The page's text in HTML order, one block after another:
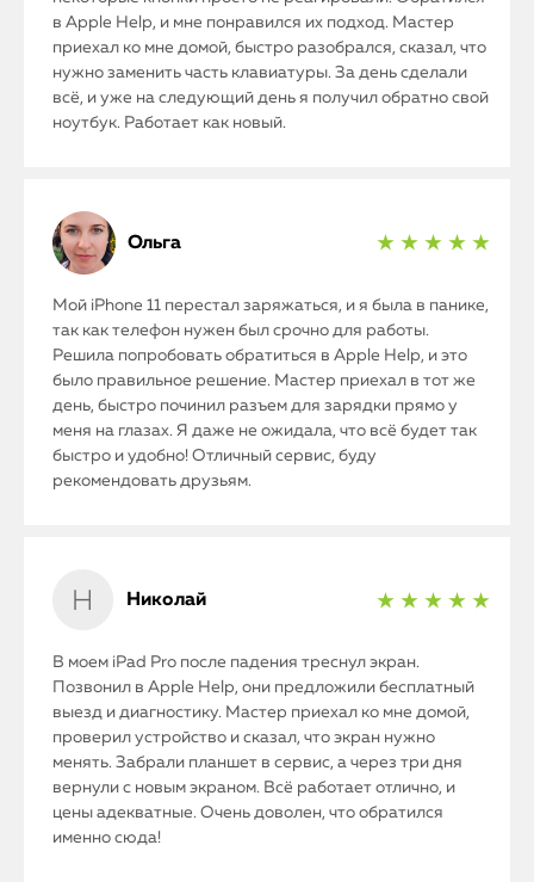
iPhone
MacBook
Watch
iPad
iMac
Mac Mini
Статьи
в Apple Help, и мне понравился их подход. Мастер
приехал ко мне домой, быстро разобрался, сказал, что
нужно заменить часть клавиатуры. За день сделали
всё, и уже на следующий день я получил обратно свой
ноутбук. Работает как новый.
Ольга ★ ★ ★ ★ ★
Мой iPhone 11 перестал заряжаться, и я была в панике,
так как телефон нужен был срочно для работы.
Решила попробовать обратиться в Apple Help, и это
было правильное решение. Мастер приехал в тот же
день, быстро починил разъем для зарядки прямо у
меня на глазах. Я даже не ожидала, что всё будет так
быстро и удобно! Отличный сервис, буду
рекомендовать друзьям.
Николай ★ ★ ★ ★ ★
В моем iPad Pro после падения треснул экран.
Позвонил в Apple Help, они предложили бесплатный
выезд и диагностику. Мастер приехал ко мне домой,
проверил устройство и сказал, что экран нужно
менять. Забрали планшет в сервис, а через три дня
вернули с новым экраном. Всё работает отлично, и
цены адекватные. Очень доволен, что обратился
именно сюда!